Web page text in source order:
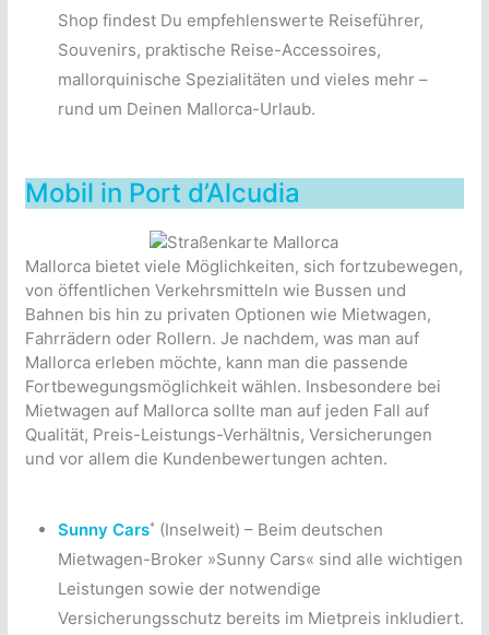
Shop findest Du empfehlenswerte Reiseführer,
Souvenirs, praktische Reise-Accessoires,
mallorquinische Spezialitäten und vieles mehr –
rund um Deinen Mallorca-Urlaub.
Mobil in Port d’Alcudia
Mallorca bietet viele Möglichkeiten, sich fortzubewegen,
von öffentlichen Verkehrsmitteln wie Bussen und
Bahnen bis hin zu privaten Optionen wie Mietwagen,
Fahrrädern oder Rollern. Je nachdem, was man auf
Mallorca erleben möchte, kann man die passende
Fortbewegungsmöglichkeit wählen. Insbesondere bei
Mietwagen auf Mallorca sollte man auf jeden Fall auf
Qualität, Preis-Leistungs-Verhältnis, Versicherungen
und vor allem die Kundenbewertungen achten.
Sunny Cars*(Inselweit) – Beim deutschen
Mietwagen-Broker »Sunny Cars« sind alle wichtigen
Leistungen sowie der notwendige
Versicherungsschutz bereits im Mietpreis inkludiert.